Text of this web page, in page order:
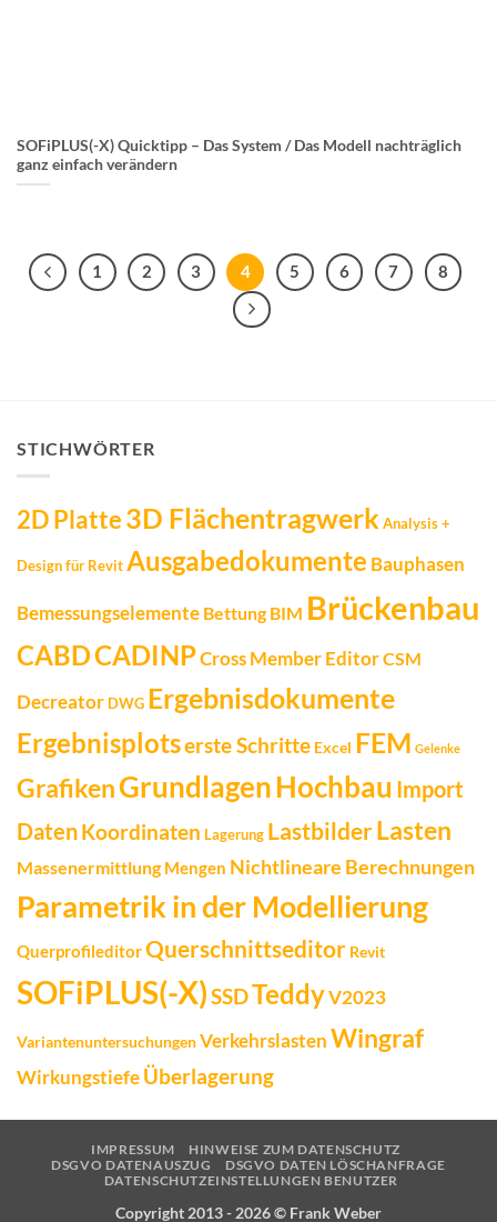
SOFiPLUS(-X) Quicktipp – Das System / Das Modell nachträglich
ganz einfach verändern
1 2 3 4 5 6 7 8
STICHWÖRTER
2D Platte3D Flächentragwerk Analysis +
Design für RevitAusgabedokumente Bauphasen
Bemessungselemente Bettung BIM Brückenbau
CABDCADINPCross Member EditorCSM
Decreator DWG Ergebnisdokumente
Ergebnisplotserste Schritte Excel FEM Gelenke
GrafikenGrundlagenHochbau Import
DatenKoordinaten Lagerung LastbilderLasten
Massenermittlung Mengen Nichtlineare Berechnungen
Parametrik in der Modellierung
QuerprofileditorQuerschnittseditor Revit
SOFiPLUS(-X)SSDTeddyV2023
VariantenuntersuchungenVerkehrslastenWingraf
WirkungstiefeÜberlagerung
IMPRESSUM
HINWEISE ZUM DATENSCHUTZ
DSGVO DATENAUSZUG
DSGVO DATEN LÖSCHANFRAGE
DATENSCHUTZEINSTELLUNGEN BENUTZER
Copyright 2013 - 2026 © Frank Weber